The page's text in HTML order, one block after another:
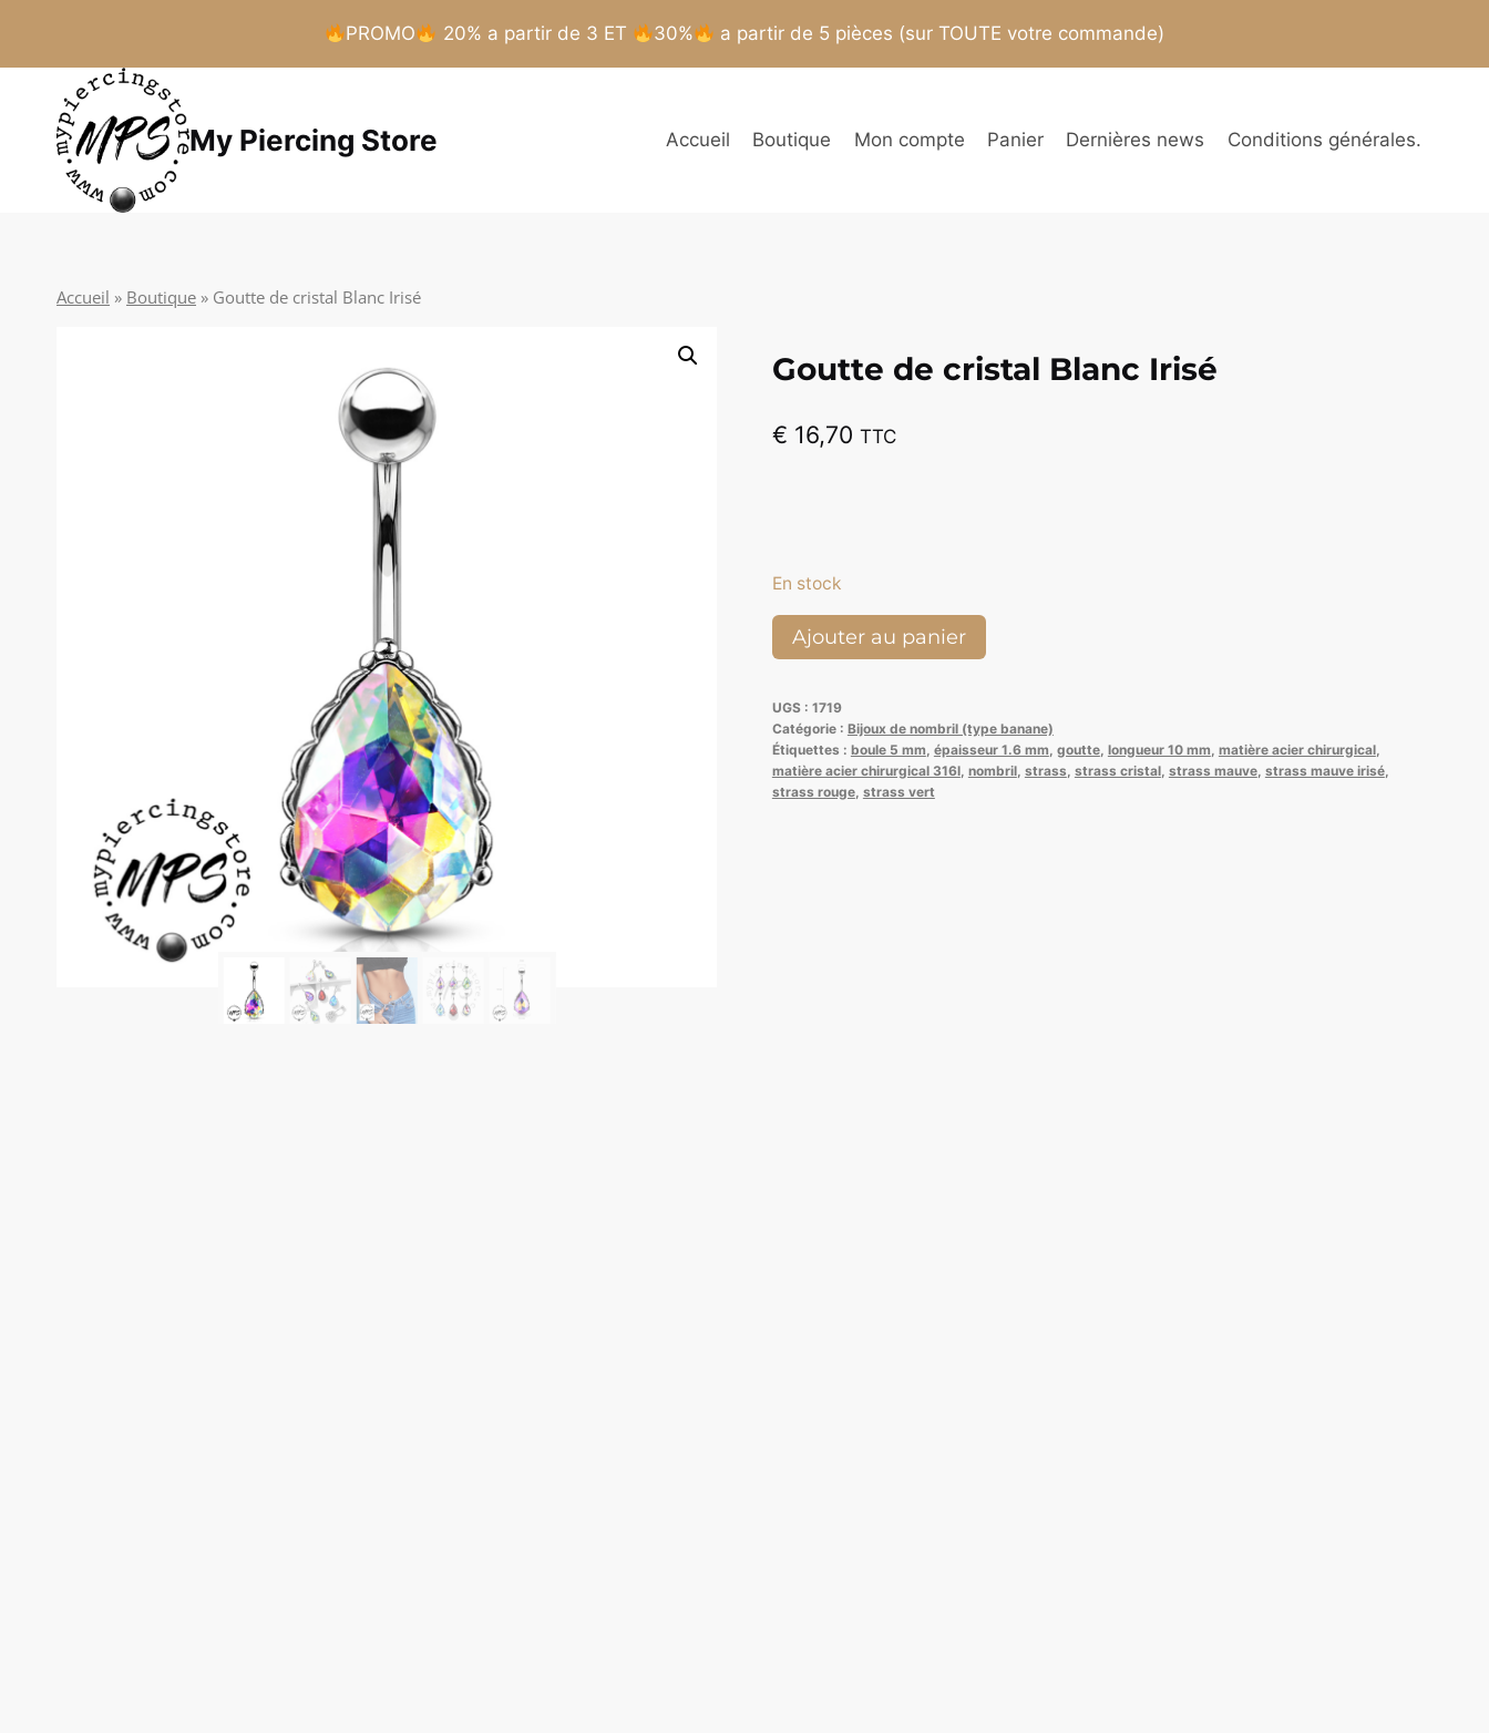
PROMO 20% a partir de 3 ET 30% a partir de 5 pièces (sur TOUTE votre commande)
contenu
My Piercing Store Accueil Boutique Mon compte Panier Dernières news Conditions générales.
Accueil » Boutique » Goutte de cristal Blanc Irisé
Goutte de cristal Blanc Irisé
€ 16,70 TTC
En stock
quantité
de
de
cristal
Blanc
Ajouter au panier
UGS : 1719
Catégorie : Bijoux de nombril (type banane)
Étiquettes : boule 5 mm épaisseur 1.6 mm goutte, longueur 10 mm matière acier chirurgical,
matière acier chirurgical 316l, nombril, strass strass cristal, strass mauve, strass mauve irisé,
strass rouge, strass vert